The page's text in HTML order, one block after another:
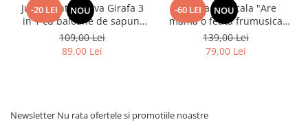
-20 LEI NOU
Jucarie interactiva Girafa 3
in 1 cu baloane de sapun,
lumini si maner de impins
109,00 Lei
89,00 Lei
-60 LEI NOU
Papusa Muzicala "Are
mama o fetita frumusica
foc"
139,00 Lei
79,00 Lei
Newsletter Nu rata ofertele si promotiile noastre